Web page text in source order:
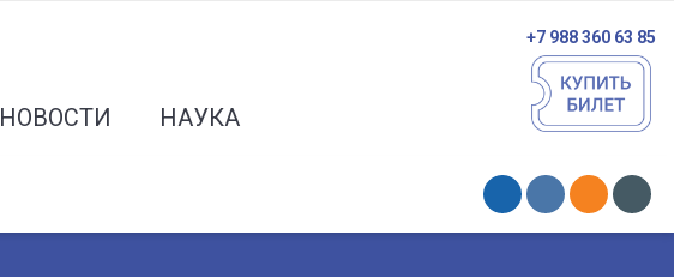
НОВОСТИ НАУКА
+7 988 360 63 85